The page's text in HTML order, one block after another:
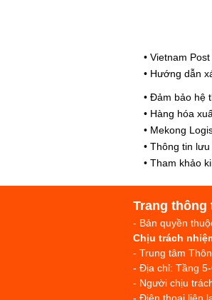
• Vietnam
• Hướng dẫn
• Đảm bảo hệ
• Hàng hóa
• Mekong
• Thông tin
• Tham khảo
Trang
- Bản quyền
Chịu trách
- Trung tâm
- Địa chỉ: Tầng
- Người chịu